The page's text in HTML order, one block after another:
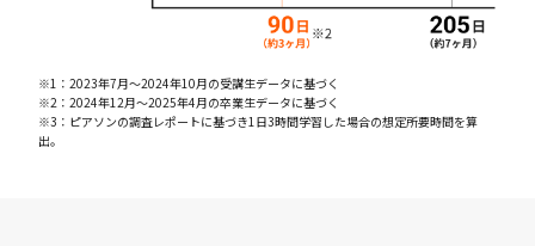
※1：2023年7月〜2024年10月の受講生データに基づく
※2：2024年12月〜2025年4月の卒業生データに基づく
※3：ピアソンの調査レポートに基づき1日3時間学習した場合の想定所要時間を算
出。